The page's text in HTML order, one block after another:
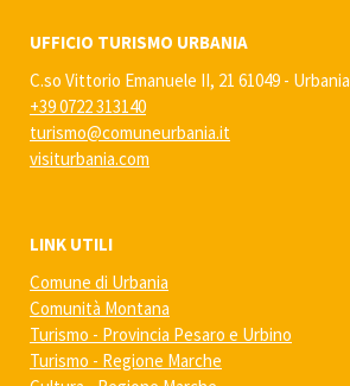
UFFICIO TURISMO URBANIA
C.so Vittorio Emanuele II, 21 61049 - Urbania
+39 0722 313140
turismo@comuneurbania.it
visiturbania.com
LINK UTILI
Comune di Urbania
Comunità Montana
Turismo - Provincia Pesaro e Urbino
Turismo - Regione Marche